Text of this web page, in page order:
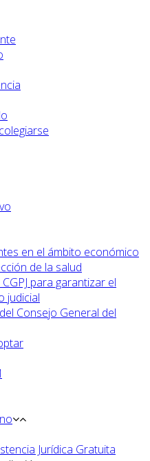
en el ámbito económico
de la salud
para garantizar el
judicial
Consejo General del
Jurídica Gratuita